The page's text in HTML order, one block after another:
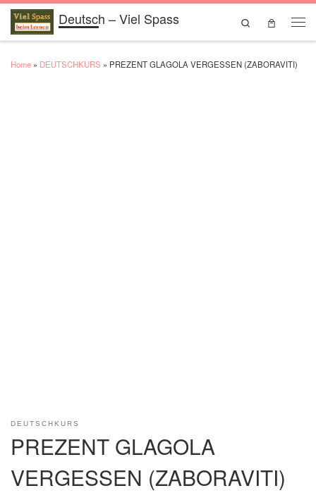
Skip to contentDeutsch – Viel Spass
Search
Home » DEUTSCHKURS » PREZENT GLAGOLA VERGESSEN (ZABORAVITI)
DEUTSCHKURS
PREZENT GLAGOLA
VERGESSEN (ZABORAVITI)